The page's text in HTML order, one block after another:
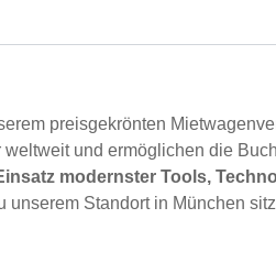
preisgekrönten
und ermöglichen die
modernster Tools,
Standort in München